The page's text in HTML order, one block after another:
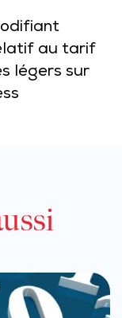
au tarif
légers sur